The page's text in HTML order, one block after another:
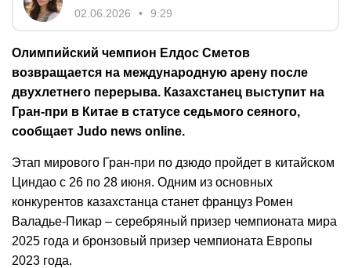
02.06.2026 9:29
Олимпийский чемпион Елдос Сметов
возвращается на международную арену после
двухлетнего перерыва. Казахстанец выступит на
Гран-при в Китае в статусе седьмого сеяного,
сообщает Judo news online.
Этап мирового Гран-при по дзюдо пройдет в китайском
Циндао с 26 по 28 июня. Одним из основных
конкурентов казахстанца станет француз Ромен
Валадье-Пикар – серебряный призер чемпионата мира
2025 года и бронзовый призер чемпионата Европы
2023 года.